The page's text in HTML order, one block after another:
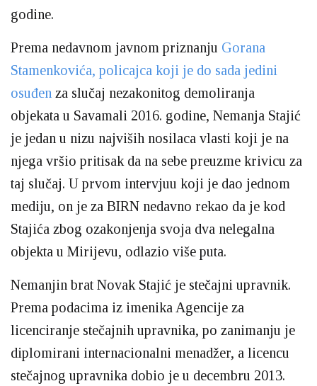
godine.
Prema nedavnom javnom priznanju Gorana
Stamenkovića, policajca koji je do sada jedini
osuđen za slučaj nezakonitog demoliranja
objekata u Savamali 2016. godine, Nemanja Stajić
je jedan u nizu najviših nosilaca vlasti koji je na
njega vršio pritisak da na sebe preuzme krivicu za
taj slučaj. U prvom intervjuu koji je dao jednom
mediju, on je za BIRN nedavno rekao da je kod
Stajića zbog ozakonjenja svoja dva nelegalna
objekta u Mirijevu, odlazio više puta.
Nemanjin brat Novak Stajić je stečajni upravnik.
Prema podacima iz imenika Agencije za
licenciranje stečajnih upravnika, po zanimanju je
diplomirani internacionalni menadžer, a licencu
stečajnog upravnika dobio je u decembru 2013.